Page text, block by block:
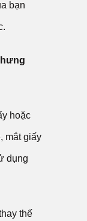
bạn
hoặc
mắt giấy
dụng
thế